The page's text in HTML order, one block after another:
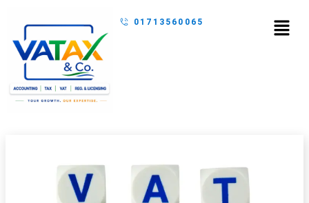
content
01713560065 Menu